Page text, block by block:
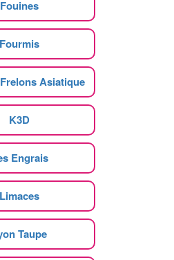
Fouines
Fourmis
Asiatique
K3D
Engrais
Limaces
Taupe